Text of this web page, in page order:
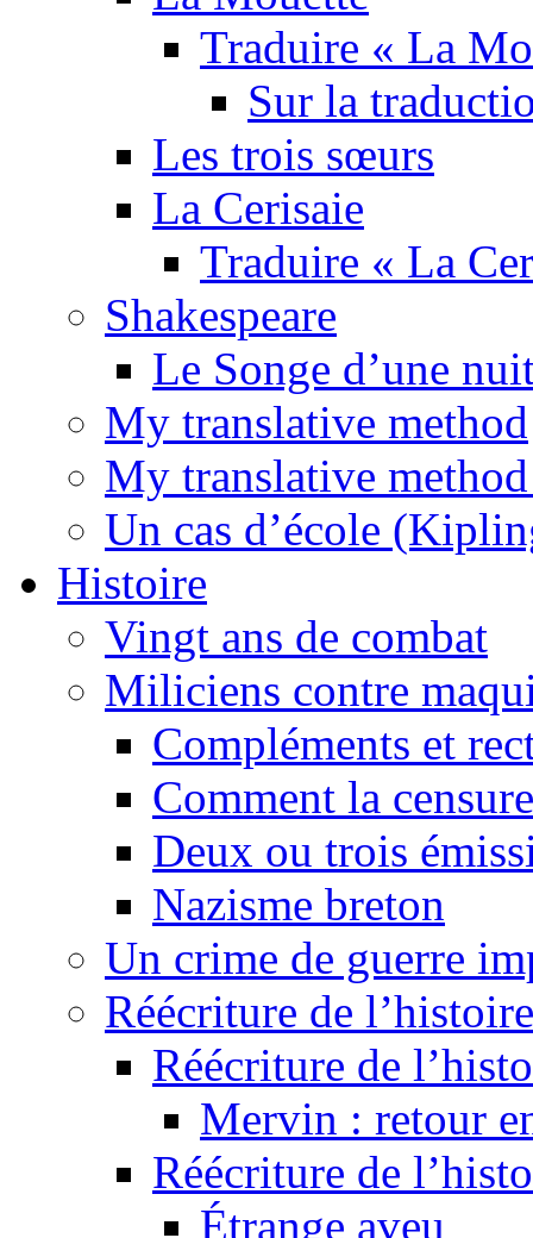
Traduire « La
Sur la
Les trois sœurs
La Cerisaie
Traduire « La
Shakespeare
Le Songe d’une
My translative method
My translative
Un cas d’école
Histoire
Vingt ans de combat
Miliciens contre
Compléments et
Comment la
Deux ou trois
Nazisme breton
Un crime de guerre
Réécriture de
Réécriture de
Mervin : retour
Réécriture de
Étrange aveu